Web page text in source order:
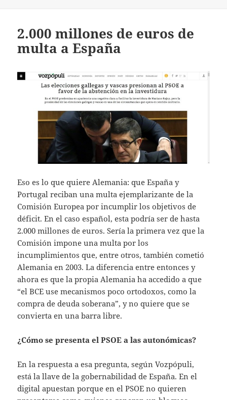
2.000 millones de euros de
multa a España
Eso es lo que quiere Alemania: que España y
Portugal reciban una multa ejemplarizante de la
Comisión Europea por incumplir los objetivos de
déficit. En el caso español, esta podría ser de hasta
2.000 millones de euros. Sería la primera vez que la
Comisión impone una multa por los
incumplimientos que, entre otros, también cometió
Alemania en 2003. La diferencia entre entonces y
ahora es que la propia Alemania ha accedido a que
“el BCE use mecanismos poco ortodoxos, como la
compra de deuda soberana”, y no quiere que se
convierta en una barra libre.
¿Cómo se presenta el PSOE a las autonómicas?
En la respuesta a esa pregunta, según Vozpópuli,
está la llave de la gobernabilidad de España. En el
digital apuestan porque en el PSOE no quieren